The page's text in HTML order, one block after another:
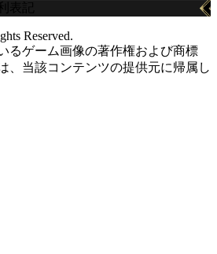
表記
Reserved.
るゲーム画像の著作権および商標
、当該コンテンツの提供元に帰属し